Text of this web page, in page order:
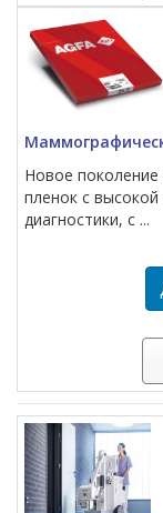
Новое
пленок с
диагностики, с ...